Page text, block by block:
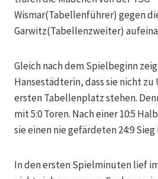
Wismar(Tabellenführer) gegen
Garwitz(Tabellenzweiter)
Gleich nach dem Spielbeginn
Hansestädterin, dass sie nicht
ersten Tabellenplatz stehen.
mit 5:0 Toren. Nach einer 10:5
sie einen nie gefärdeten 24:9
In den ersten Spielminuten lief